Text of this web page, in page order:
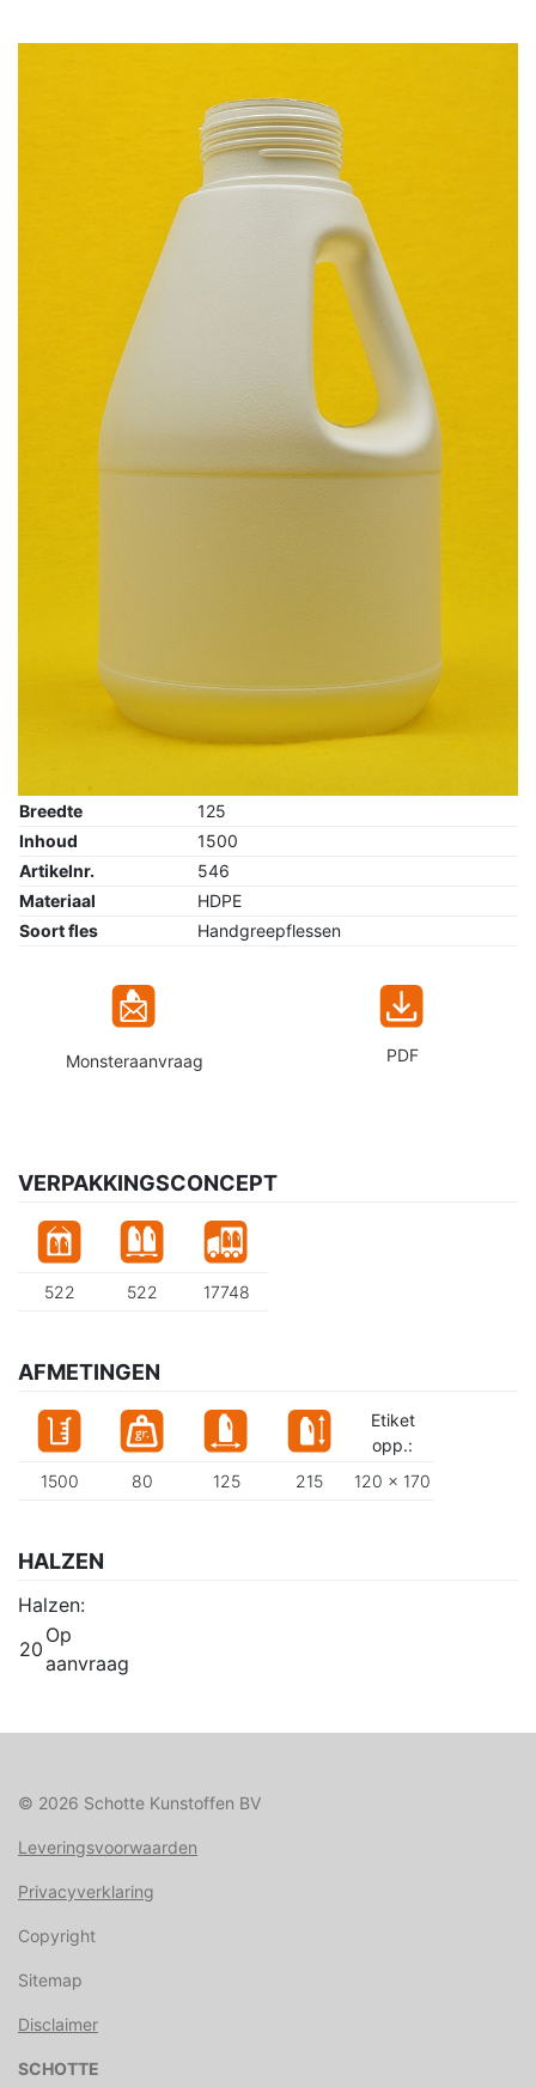
Breedte
125
Inhoud
1500
Artikelnr.
546
Materiaal
HDPE
Soort fles
Handgreepflessen
Monsteraanvraag PDF
VERPAKKINGSCONCEPT
522 522 17748
AFMETINGEN
1500 80 125 215
Etiket
opp.:
120 x 170
HALZEN
Halzen:
20
Op
aanvraag
© 2026 Schotte Kunstoffen BV
Leveringsvoorwaarden
Privacyverklaring
Copyright
Sitemap
Disclaimer
SCHOTTE